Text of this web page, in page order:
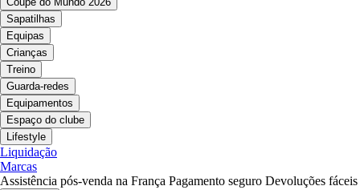
Sapatilhas
Equipas
Crianças
Treino
Guarda-redes
Equipamentos
Espaço do clube
Lifestyle
Liquidação
Marcas
Assistência pós-venda na França Pagamento seguro Devoluções fáceis